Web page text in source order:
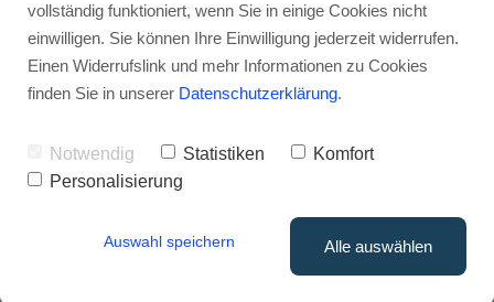
Internal Linking Tool
dich.
Stephan Ochmann
In meinem Beitrag erkläre ich, wie
du einKundenprofil erstellen
um deine Zielgruppe genau zu
vollständig funktioniert, wenn Sie in einige Cookies nicht
einwilligen. Sie können Ihre Einwilligung jederzeit widerrufen.
Einen Widerrufslink und mehr Informationen zu Cookies
finden Sie in unserer Datenschutzerklärung.
Notwendig Statistiken
Komfort
Personalisierung
Auswahl speichern Alle auswählen